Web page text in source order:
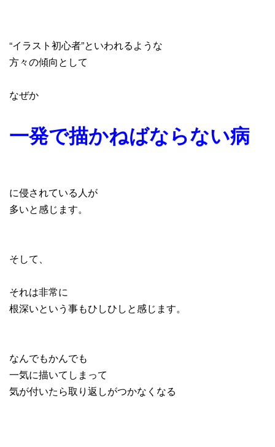
“イラスト初心者”といわれるような
方々の傾向として
なぜか
一発で描かねばならない病
に侵されている人が
多いと感じます。
そして、
それは非常に
根深いという事もひしひしと感じます。
なんでもかんでも
一気に描いてしまって
気が付いたら取り返しがつかなくなる